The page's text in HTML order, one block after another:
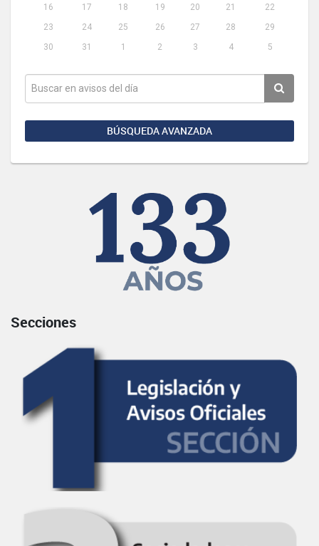
16
17 18 19 20 21
22
23
24 25 26 27 28
29
30
31 1 2 3 4 5
BÚSQUEDA AVANZADA
Secciones